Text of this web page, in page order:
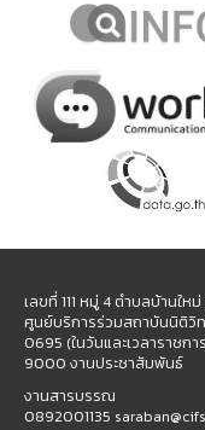
เลขที่ 111 หมู่ 4 ตำบลบ้านใ
ศูนย์บริการร่วมสถาบันนิติวิ
0695 (ในวันและเวลาราช
9000 งานประชาสัมพันธ์
งานสารบรรณ
0892001135